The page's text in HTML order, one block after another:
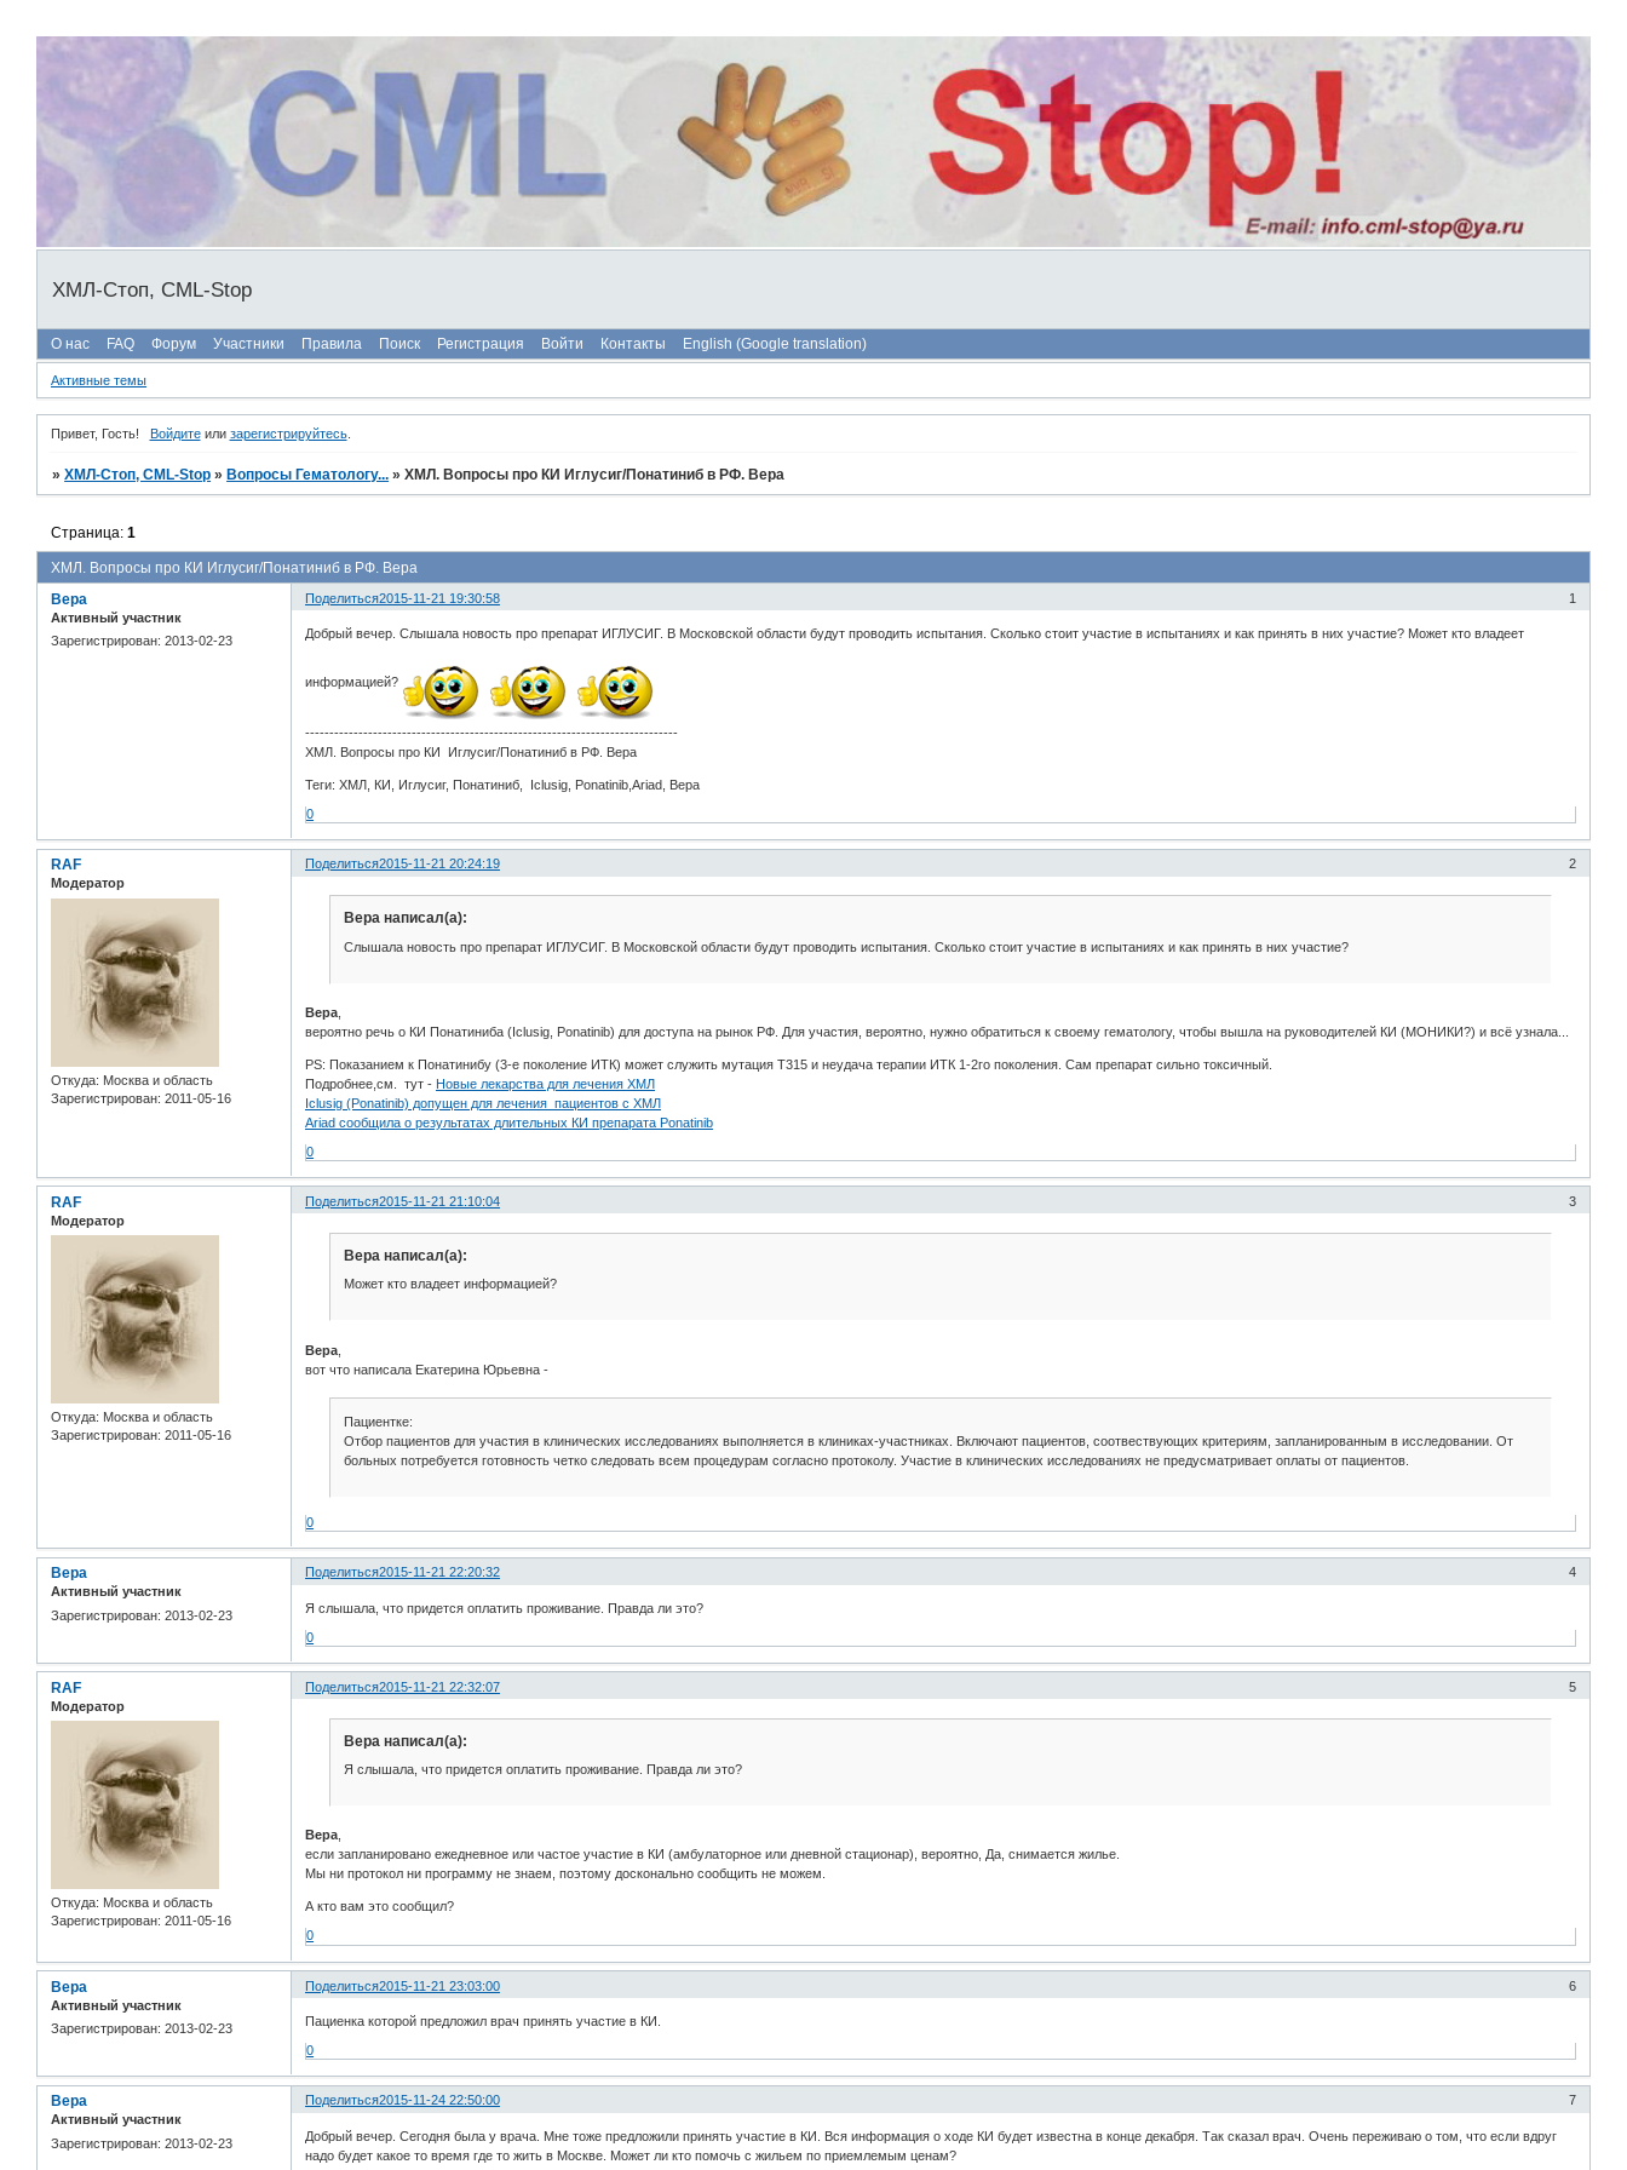
ХМЛ-Стоп, CML-Stop
О нас FAQ Форум Участники Правила Поиск Регистрация Войти Контакты English (Google translation)
Активные темы
Привет, Гость! Войдитеили зарегистрируйтесь.
»ХМЛ-Стоп, CML-Stop »Вопросы Гематологу... »ХМЛ. Вопросы про КИ Иглусиг/Понатиниб в РФ. Вера
ХМЛ. Вопросы про КИ Иглусиг/Понатиниб в РФ. Вера
Страница:1
Поделиться 1
2015-11-21 19:30:58
Вера
Активный участник
Зарегистрирован: 2013-02-23 Добрый вечер. Слышала новость про препарат ИГЛУСИГ. В Московской области будут проводить испытания. Сколько стоит участие в испытаниях и как принять в них участие? Может кто владеет
информацией?
-----------------------------------------------------------------------------
ХМЛ. Вопросы про КИ Иглусиг/Понатиниб в РФ. Вера
Теги: ХМЛ, КИ, Иглусиг, Понатиниб, Iclusig, Ponatinib,Ariad, Вера
0
Поделиться 2
2015-11-21 20:24:19
RAF
Модератор
Откуда: Москва и область
Зарегистрирован: 2011-05-16
Вера написал(а):
Слышала новость про препарат ИГЛУСИГ. В Московской области будут проводить испытания. Сколько стоит участие в испытаниях и как принять в них участие?
Вера
вероятно речь о КИ Понатиниба (Iclusig, Ponatinib) для доступа на рынок РФ. Для участия, вероятно, нужно обратиться к своему гематологу, чтобы вышла на руководителей КИ (МОНИКИ?) и всё узнала...
PS: Показанием к Понатинибу (3-е поколение ИТК) может служить мутация Т315 и неудача терапии ИТК 1-2го поколения. Сам препарат сильно токсичный.
Подробнее,см. тут -Новые лекарства для лечения ХМЛ
Iclusig (Ponatinib) допущен для лечения пациентов с ХМЛ
Ariad сообщила о результатах длительных КИ препарата Ponatinib
0
Поделиться 3
2015-11-21 21:10:04
RAF
Модератор
Откуда: Москва и область
Зарегистрирован: 2011-05-16
Вера написал(а):
Может кто владеет информацией?
Вера
вот что написала Екатерина Юрьевна -
Пациентке:
Отбор пациентов для участия в клинических исследованиях выполняется в клиниках-участниках. Включают пациентов, соотвествующих критериям, запланированным в исследовании. От
больных потребуется готовность четко следовать всем процедурам согласно протоколу. Участие в клинических исследованиях не предусматривает оплаты от пациентов.
0
Поделиться 4
2015-11-21 22:20:32
Вера
Активный участник
Зарегистрирован: 2013-02-23
Я слышала, что придется оплатить проживание. Правда ли это?
0
Поделиться 5
2015-11-21 22:32:07
RAF
Модератор
Откуда: Москва и область
Зарегистрирован: 2011-05-16
Вера написал(а):
Я слышала, что придется оплатить проживание. Правда ли это?
Вера,
если запланировано ежедневное или частое участие в КИ (амбулаторное или дневной стационар), вероятно, Да, снимается жилье.
Мы ни протокол ни программу не знаем, поэтому досконально сообщить не можем.
А кто вам это сообщил?
0
Поделиться 6
2015-11-21 23:03:00
Вера
Активный участник
Зарегистрирован: 2013-02-23
Пациенка которой предложил врач принять участие в КИ.
0
Поделиться 7
2015-11-24 22:50:00
Вера
Активный участник
Зарегистрирован: 2013-02-23
Добрый вечер. Сегодня была у врача. Мне тоже предложили принять участие в КИ. Вся информация о ходе КИ будет известна в конце декабря. Так сказал врач. Очень переживаю о том, что если вдруг
надо будет какое то время где то жить в Москве. Может ли кто помочь с жильем по приемлемым ценам?